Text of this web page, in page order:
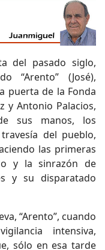
del pasado siglo,
“Arento” (José),
puerta de la Fonda
y Antonio Palacios,
sus manos, los
del pueblo,
las primeras
y la sinrazón de
y su disparatado
“Arento”, cuando
intensiva,
sólo en esa tarde